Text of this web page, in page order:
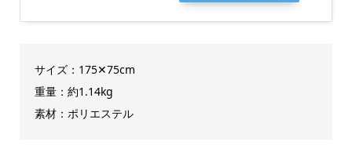
サイズ：175✕75cm
重量：約1.14kg
素材：ポリエステル